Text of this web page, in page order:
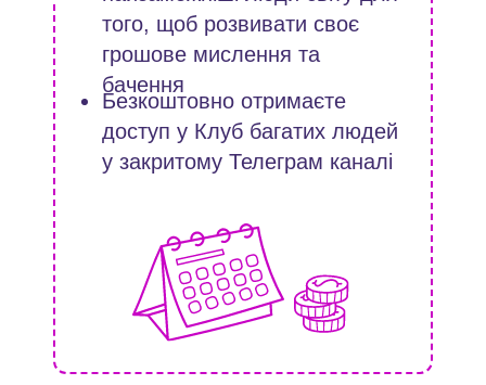
того, щоб розвивати своє
грошове мислення та
бачення
Безкоштовно отримаєте
доступ у Клуб багатих людей
у закритому Телеграм каналі
6-7 день